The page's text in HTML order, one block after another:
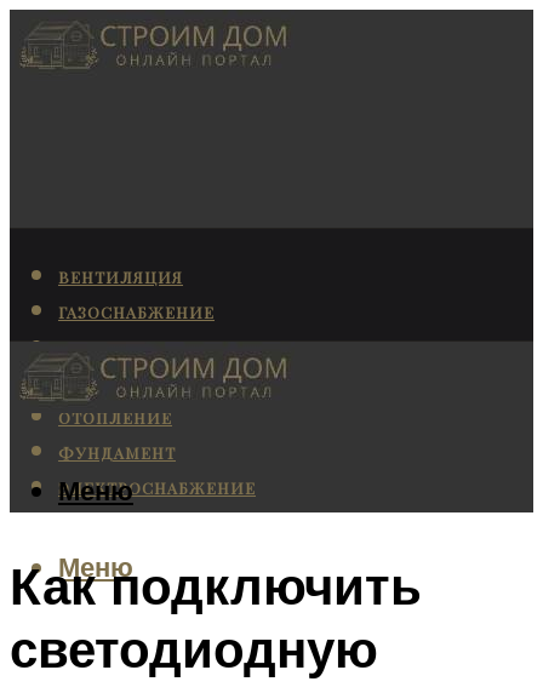
ВЕНТИЛЯЦИЯ
ГАЗОСНАБЖЕНИЕ
КАНАЛИЗАЦИЯ
КОНДИЦИОНИРОВАНИЕ
ОТОПЛЕНИЕ
ФУНДАМЕНТ
ЭЛЕКТРОСНАБЖЕНИЕ
Меню
Меню
Как подключить
светодиодную